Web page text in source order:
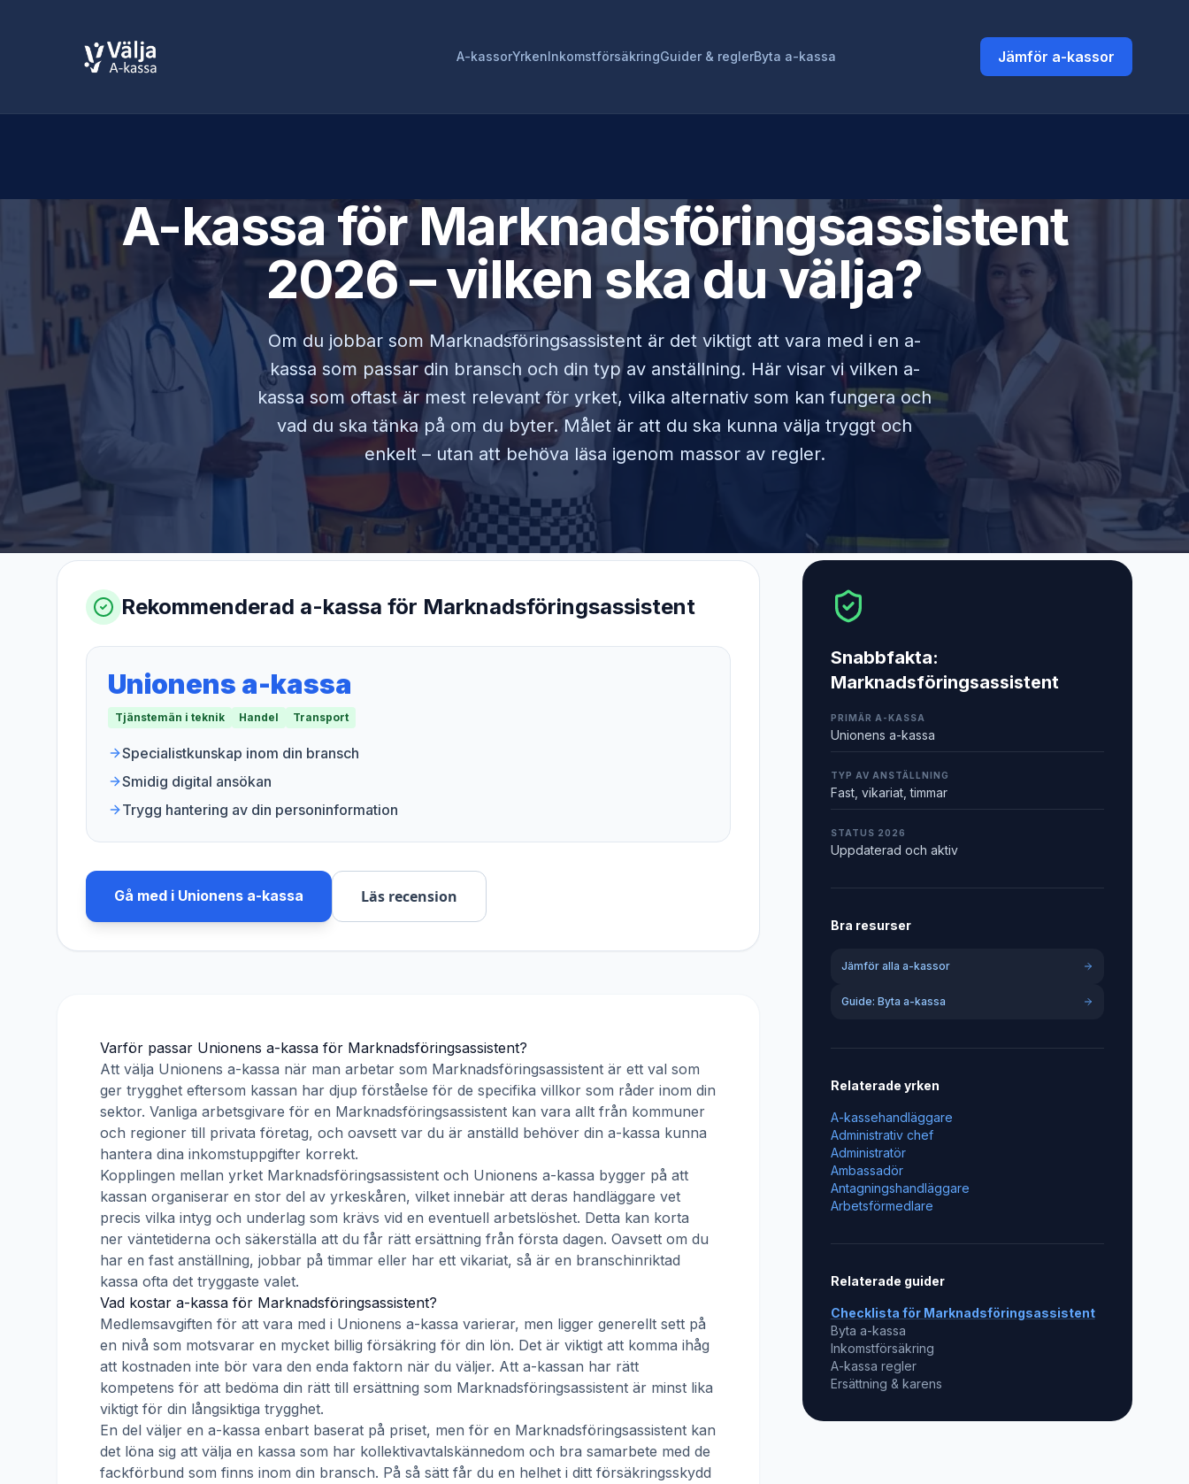
A-kassorYrkenInkomstförsäkringGuider & reglerByta a-kassa Jämför a-kassor
A-kassa förMarknadsföringsassistent
2026 – vilken ska du välja?
Om du jobbar som Marknadsföringsassistent är det viktigt att vara med i en a-
kassa som passar din bransch och din typ av anställning. Här visar vi vilken a-
kassa som oftast är mest relevant för yrket, vilka alternativ som kan fungera och
vad du ska tänka på om du byter. Målet är att du ska kunna välja tryggt och
enkelt – utan att behöva läsa igenom massor av regler.
Rekommenderad a-kassa för Marknadsföringsassistent
Unionens a-kassa
Tjänstemän i teknik Handel Transport
Specialistkunskap inom din bransch
Smidig digital ansökan
Trygg hantering av din personinformation
Gå med i Unionens a-kassa Läs recension
Varför passar Unionens a-kassa för Marknadsföringsassistent?
Att välja Unionens a-kassa när man arbetar som Marknadsföringsassistent är ett val som
ger trygghet eftersom kassan har djup förståelse för de specifika villkor som råder inom din
sektor. Vanliga arbetsgivare för en Marknadsföringsassistent kan vara allt från kommuner
och regioner till privata företag, och oavsett var du är anställd behöver din a-kassa kunna
hantera dina inkomstuppgifter korrekt.
Kopplingen mellan yrket Marknadsföringsassistent och Unionens a-kassa bygger på att
kassan organiserar en stor del av yrkeskåren, vilket innebär att deras handläggare vet
precis vilka intyg och underlag som krävs vid en eventuell arbetslöshet. Detta kan korta
ner väntetiderna och säkerställa att du får rätt ersättning från första dagen. Oavsett om du
har en fast anställning, jobbar på timmar eller har ett vikariat, så är en branschinriktad
kassa ofta det tryggaste valet.
Vad kostar a-kassa för Marknadsföringsassistent?
Medlemsavgiften för att vara med i Unionens a-kassa varierar, men ligger generellt sett på
en nivå som motsvarar en mycket billig försäkring för din lön. Det är viktigt att komma ihåg
att kostnaden inte bör vara den enda faktorn när du väljer. Att a-kassan har rätt
kompetens för att bedöma din rätt till ersättning som Marknadsföringsassistent är minst lika
viktigt för din långsiktiga trygghet.
En del väljer en a-kassa enbart baserat på priset, men för en Marknadsföringsassistent kan
det löna sig att välja en kassa som har kollektivavtalskännedom och bra samarbete med de
fackförbund som finns inom din bransch. På så sätt får du en helhet i ditt försäkringsskydd
Snabbfakta:
Marknadsföringsassistent
PRIMÄR A-KASSA
Unionens a-kassa
TYP AV ANSTÄLLNING
Fast, vikariat, timmar
STATUS 2026
Uppdaterad och aktiv
Bra resurser
Jämför alla a-kassor
Guide: Byta a-kassa
Relaterade yrken
A-kassehandläggare
Administrativ chef
Administratör
Ambassadör
Antagningshandläggare
Arbetsförmedlare
Relaterade guider
Checklista för Marknadsföringsassistent
Byta a-kassa
Inkomstförsäkring
A-kassa regler
Ersättning & karens